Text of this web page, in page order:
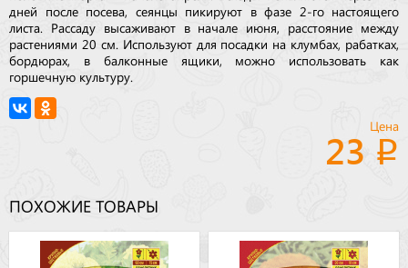
дней после посева, сеянцы пикируют в фазе 2-го настоящего
листа. Рассаду высаживают в начале июня, расстояние между
растениями 20 см. Используют для посадки на клумбах, рабатках,
бордюрах, в балконные ящики, можно использовать как
горшечную культуру.
Цена
23
ПОХОЖИЕ ТОВАРЫ